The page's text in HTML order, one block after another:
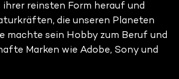
reinsten Form herauf und
die unseren Planeten
machte sein Hobby zum Beruf und
Marken wie Adobe, Sony und